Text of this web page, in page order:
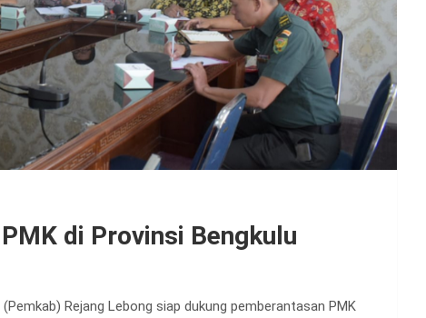
di Provinsi Bengkulu
Rejang Lebong siap dukung pemberantasan PMK